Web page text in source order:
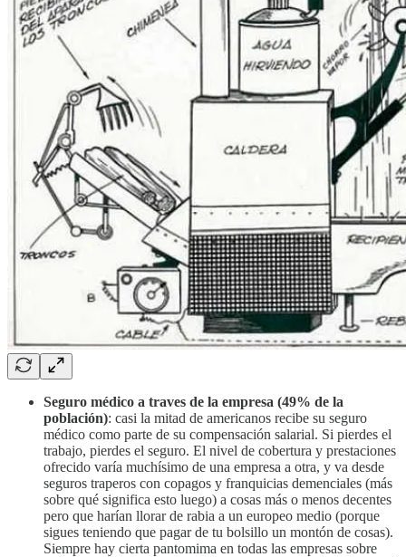
Seguro médico a traves de la empresa (49% de la
población): casi la mitad de americanos recibe su seguro
médico como parte de su compensación salarial. Si pierdes el
trabajo, pierdes el seguro. El nivel de cobertura y prestaciones
ofrecido varía muchísimo de una empresa a otra, y va desde
seguros traperos con copagos y franquicias demenciales (más
sobre qué significa esto luego) a cosas más o menos decentes
pero que harían llorar de rabia a un europeo medio (porque
sigues teniendo que pagar de tu bolsillo un montón de cosas).
Siempre hay cierta pantomima en todas las empresas sobre